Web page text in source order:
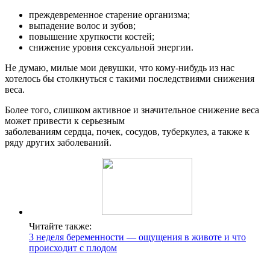
преждевременное старение организма;
выпадение волос и зубов;
повышение хрупкости костей;
снижение уровня сексуальной энергии.
Не думаю, милые мои девушки, что кому-нибудь из нас
хотелось бы столкнуться с такими последствиями снижения
веса.
Более того, слишком активное и значительное снижение веса
может привести к серьезным
заболеваниям сердца, почек, сосудов, туберкулез, а также к
ряду других заболеваний.
Читайте также:
3 неделя беременности — ощущения в животе и что
происходит с плодом